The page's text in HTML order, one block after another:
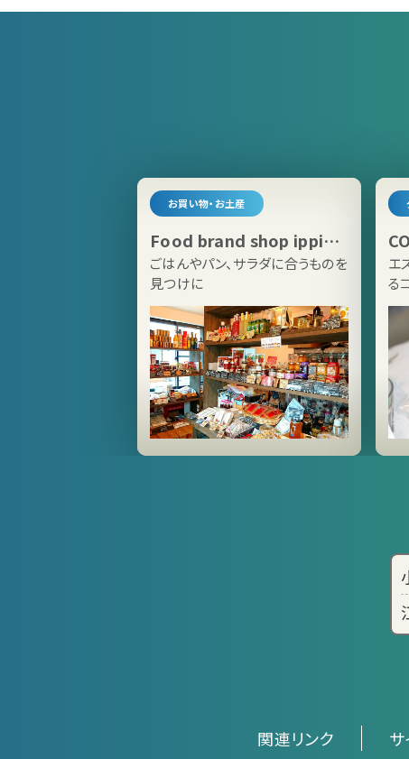
お買い物・お土産
Food brand shop ippin
Kamakura
ごはんやパン、サラダに合うものを
見つけに
エ
る
関連リンク